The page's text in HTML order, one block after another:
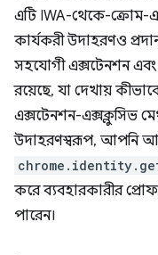
এটি IWA-থেকে-ক্রোম-
কার্যকরী উদাহরণও
সহযোগী এক্সটেনশন
রয়েছে, যা দেখায়
এক্সটেনশন-এক্সক্লুসিভ
উদাহরণস্বরূপ, আপনি
করে ব্যবহারকারীর
পারেন।